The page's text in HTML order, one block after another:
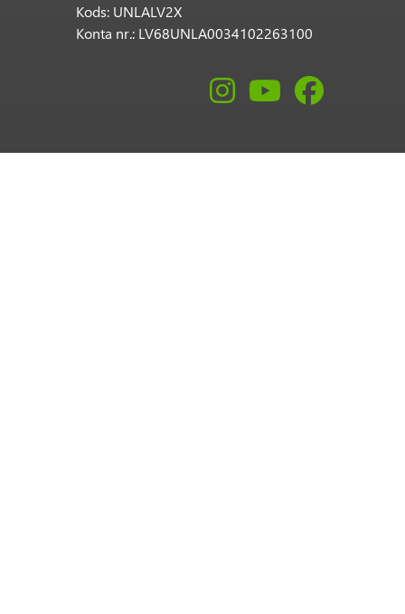
Kods: UNLALV2X
Konta nr.: LV68UNLA0034102263100